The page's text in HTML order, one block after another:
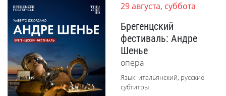
29 августа, суббота
Брегенцский
фестиваль: Андре
Шенье
опера
Язык: итальянский, русские
субтитры